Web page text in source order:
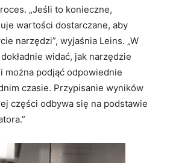
„Jeśli to konieczne,
wartości dostarczane, aby
narzędzi”, wyjaśnia Leins. „W
widać, jak narzędzie
można podjąć odpowiednie
czasie. Przypisanie wyników
części odbywa się na podstawie